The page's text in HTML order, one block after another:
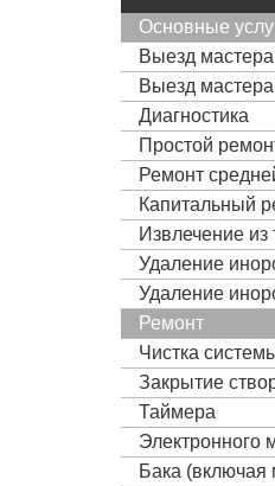
Основные
Выезд мастера
Выезд
Диагностика
Простой
Ремонт
Капитальный
Извлечение из
Удаление
Удаление
Ремонт
Чистка
Закрытие
Таймера
Электронного
Бака